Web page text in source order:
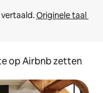
Originele taal
op Airbnb zetten